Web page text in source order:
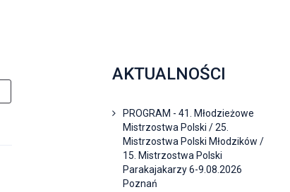
AKTUALNOŚCI
PROGRAM - 41. Młodzieżowe
Mistrzostwa Polski / 25.
Mistrzostwa Polski Młodzików /
15. Mistrzostwa Polski
Parakajakarzy 6-9.08.2026
Poznań